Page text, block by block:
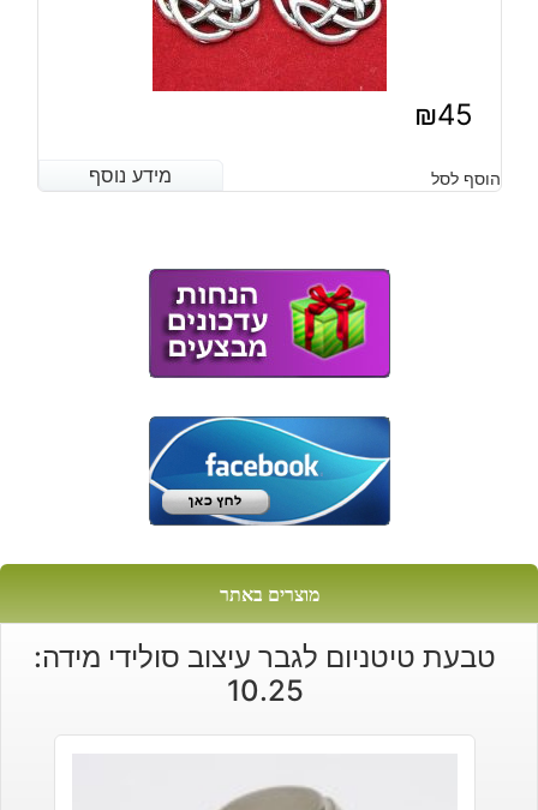
₪45
מידע נוסף הוסף לסל מידע נוסף
מוצרים באתר
טבעת טיטניום לגבר עיצוב סולידי מידה:
10.25